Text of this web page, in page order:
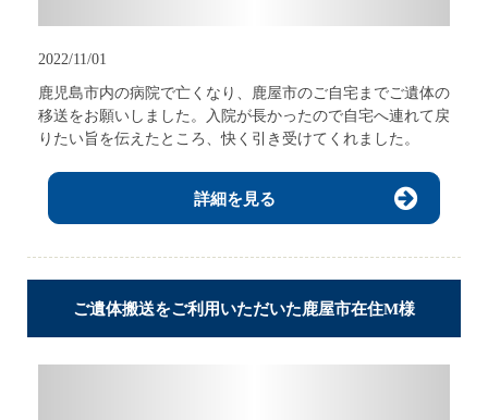
2022/11/01
鹿児島市内の病院で亡くなり、鹿屋市のご自宅までご遺体の
移送をお願いしました。入院が長かったので自宅へ連れて戻
りたい旨を伝えたところ、快く引き受けてくれました。
詳細を見る
ご遺体搬送をご利用いただいた鹿屋市在住M様